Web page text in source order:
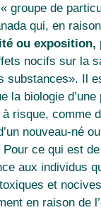
groupe de
qui, en
ou exposition,
nocifs sur la
substances». Il
la biologie
risque, comme
nouveau-né
ce qui est
aux individus
et
en raison de